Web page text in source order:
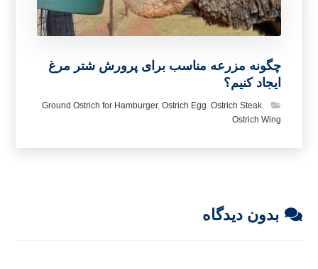
چگونه مزرعه مناسب برای پرورش شتر مرغ
ایجاد کنیم؟
Ground Ostrich for Hamburger, Ostrich Egg Ostrich Steak,
Ostrich Wing
بدون دیدگاه